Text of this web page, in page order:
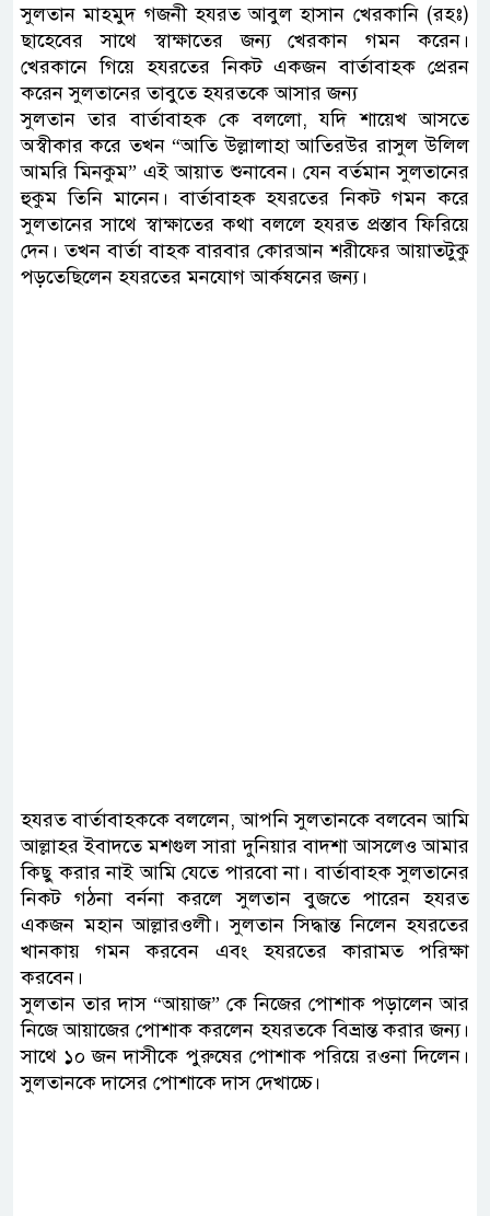
সুলতান মাহমুদ গজনী হযরত আবুল হাসান খেরকানি (রহঃ)
ছাহেবের সাথে স্বাক্ষাতের জন্য খেরকান গমন করেন।
খেরকানে গিয়ে হযরতের নিকট একজন বার্তাবাহক প্রেরন
করেন সুলতানের তাবুতে হযরতকে আসার জন্য
সুলতান তার বার্তাবাহক কে বললো, যদি শায়েখ আসতে
অস্বীকার করে তখন “আতি উল্লালাহা আতিরউর রাসুল উলিল
আমরি মিনকুম” এই আয়াত শুনাবেন। যেন বর্তমান সুলতানের
হুকুম তিনি মানেন। বার্তাবাহক হযরতের নিকট গমন করে
সুলতানের সাথে স্বাক্ষাতের কথা বললে হযরত প্রস্তাব ফিরিয়ে
দেন। তখন বার্তা বাহক বারবার কোরআন শরীফের আয়াতটুকু
পড়তেছিলেন হযরতের মনযোগ আর্কষনের জন্য।
হযরত বার্তাবাহককে বললেন, আপনি সুলতানকে বলবেন আমি
আল্লাহর ইবাদতে মশগুল সারা দুনিয়ার বাদশা আসলেও আমার
কিছু করার নাই আমি যেতে পারবো না। বার্তাবাহক সুলতানের
নিকট গঠনা বর্ননা করলে সুলতান বুজতে পারেন হযরত
একজন মহান আল্লারওলী। সুলতান সিদ্ধান্ত নিলেন হযরতের
খানকায় গমন করবেন এবং হযরতের কারামত পরিক্ষা
করবেন।
সুলতান তার দাস “আয়াজ” কে নিজের পোশাক পড়ালেন আর
নিজে আয়াজের পোশাক করলেন হযরতকে বিভ্রান্ত করার জন্য।
সাথে ১০ জন দাসীকে পুরুষের পোশাক পরিয়ে রওনা দিলেন।
সুলতানকে দাসের পোশাকে দাস দেখাচ্চে।